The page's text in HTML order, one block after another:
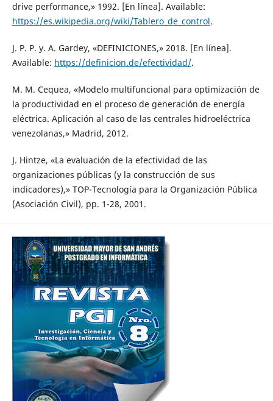
drive performance,» 1992. [En línea]. Available:
https://es.wikipedia.org/wiki/Tablero_de_control.
J. P. P. y. A. Gardey, «DEFINICIONES,» 2018. [En línea].
Available: https://definicion.de/efectividad/.
M. M. Cequea, «Modelo multifuncional para optimización de
la productividad en el proceso de generación de energía
eléctrica. Aplicación al caso de las centrales hidroeléctrica
venezolanas,» Madrid, 2012.
J. Hintze, «La evaluación de la efectividad de las
organizaciones públicas (y la construcción de sus
indicadores),» TOP-Tecnología para la Organización Pública
(Asociación Civil), pp. 1-28, 2001.